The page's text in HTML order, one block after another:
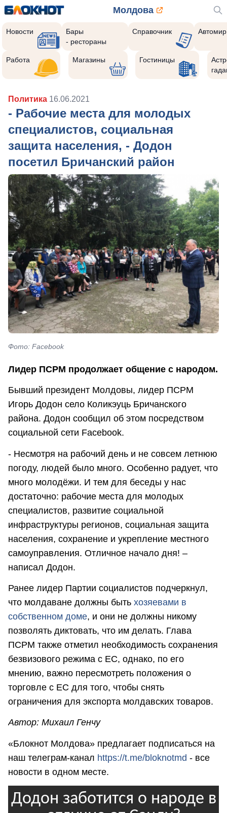
Молдова
Новости
Бары
- рестораны
Справочник Автомир
Работа Магазины Гостиницы
Политика 16.06.2021
- Рабочие места для молодых
специалистов, социальная
защита населения, - Додон
посетил Бричанский район
Фото: Facebook
Лидер ПСРМ продолжает общение с народом.
Бывший президент Молдовы, лидер ПСРМ
Игорь Додон село Коликэуць Бричанского
района. Додон сообщил об этом посредством
социальной сети Facebook.
- Несмотря на рабочий день и не совсем летнюю
погоду, людей было много. Особенно радует, что
много молодёжи. И тем для беседы у нас
достаточно: рабочие места для молодых
специалистов, развитие социальной
инфраструктуры регионов, социальная защита
населения, сохранение и укрепление местного
самоуправления. Отличное начало дня! –
написал Додон.
Ранее лидер Партии социалистов подчеркнул,
что молдаване должны быть хозяевами в
собственном доме, и они не должны никому
позволять диктовать, что им делать. Глава
ПСРМ также отметил необходимость сохранения
безвизового режима с ЕС, однако, по его
мнению, важно пересмотреть положения о
торговле с ЕС для того, чтобы снять
ограничения для экспорта молдавских товаров.
Автор: Михаил Генчу
«Блокнот Молдова» предлагает подписаться на
наш телеграм-канал https://t.me/bloknotmd - все
новости в одном месте.